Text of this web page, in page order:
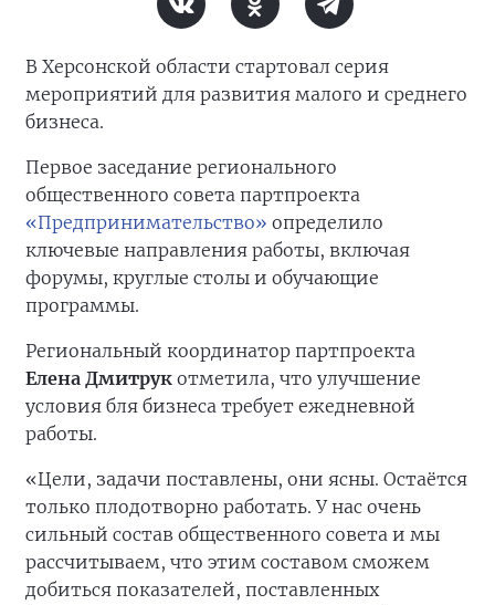
В Херсонской области стартовал серия
мероприятий для развития малого и среднего
бизнеса.
Первое заседание регионального
общественного совета партпроекта
«Предпринимательство» определило
ключевые направления работы, включая
форумы, круглые столы и обучающие
программы.
Региональный координатор партпроекта
Елена Дмитрук отметила, что улучшение
условия бля бизнеса требует ежедневной
работы.
«Цели, задачи поставлены, они ясны. Остаётся
только плодотворно работать. У нас очень
сильный состав общественного совета и мы
рассчитываем, что этим составом сможем
добиться показателей, поставленных